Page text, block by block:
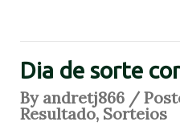
Dia de sorte
By andretj866 /
Resultado, Sorteios